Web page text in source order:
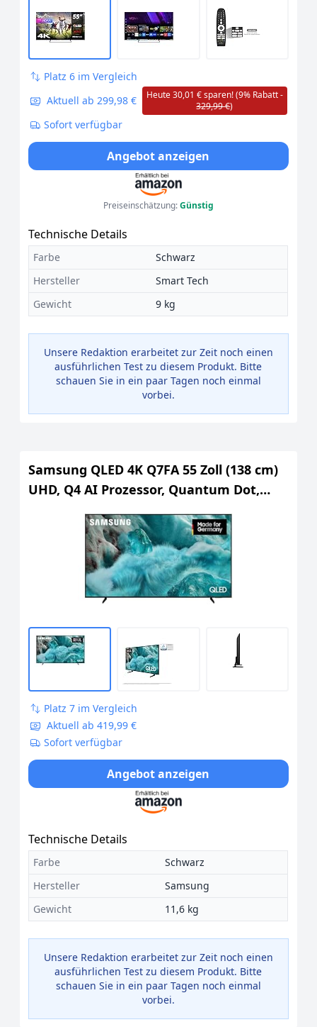
Platz 6 im Vergleich
Aktuell ab 299,98 €
Heute 30,01 € sparen! (9% Rabatt -
329,99 €)
Sofort verfügbar
Angebot anzeigen
Preiseinschätzung:Günstig
Technische Details
Farbe
Schwarz
Hersteller
Smart Tech
Gewicht
9 kg
Unsere Redaktion erarbeitet zur Zeit noch einen
ausführlichen Test zu diesem Produkt. Bitte
schauen Sie in ein paar Tagen noch einmal
vorbei.
Samsung QLED 4K Q7FA 55 Zoll (138 cm)
UHD, Q4 AI Prozessor, Quantum Dot,
Upscaling, Gaming Hub, Knox Security,
Vision AI Smart TV, 2025
Platz 7 im Vergleich
Aktuell ab 419,99 €
Sofort verfügbar
Angebot anzeigen
Technische Details
Farbe
Schwarz
Hersteller
Samsung
Gewicht
11,6 kg
Unsere Redaktion erarbeitet zur Zeit noch einen
ausführlichen Test zu diesem Produkt. Bitte
schauen Sie in ein paar Tagen noch einmal
vorbei.